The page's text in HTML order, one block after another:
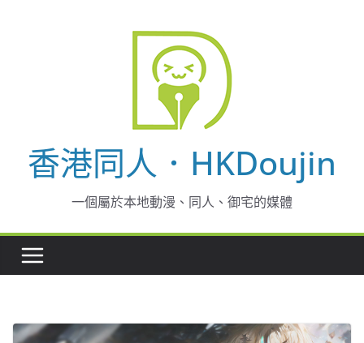
香港同人．HKDoujin
一個屬於本地動漫、同人、御宅的媒體